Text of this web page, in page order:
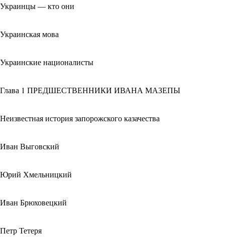
Украинцы — кто они
Украинская мова
Украинские националисты
Глава 1 ПРЕДШЕСТВЕННИКИ ИВАНА МАЗЕПЫ
Неизвестная история запорожского казачества
Иван Выговский
Юрий Хмельницкий
Иван Брюховецкий
Петр Тетеря